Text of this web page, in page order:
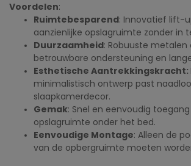
Voordelen:
Ruimtebesparend: Innovatief lift-
aanzienlijke opslagruimte zonder in
Duurzaamheid: Robuuste
betrouwbare ondersteuning en
Esthetische Aantrekkingskracht:
minimalistisch ontwerp past
slaapkamerdecor.
Gemak: Snel en eenvoudig
opslagruimte onder het bed.
Eenvoudige Montage: Alleen de
van de opbergruimte moeten